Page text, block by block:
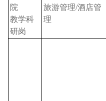
院
教学科
研岗
旅游管理/酒店管
理